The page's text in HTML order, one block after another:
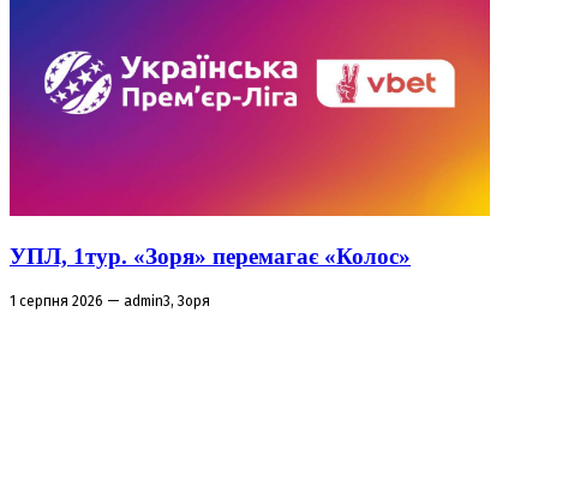
УПЛ, 1тур. «Зоря» перемагає «Колос»
1 серпня 2026 — admin3, Зоря